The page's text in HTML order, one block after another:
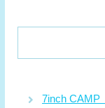
7inch CAMP